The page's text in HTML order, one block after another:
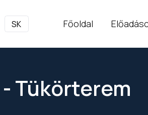
SK Főoldal
- Tükörterem